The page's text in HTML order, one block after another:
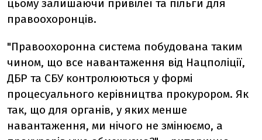
цьому залишаючи привілеї та пільги для
правоохоронців.
"Правоохоронна система побудована таким
чином, що все навантаження від Нацполіції,
ДБР та СБУ контролюються у формі
процесуального керівництва прокурором. Як
так, що для органів, у яких менше
навантаження, ми нічого не змінюємо, а